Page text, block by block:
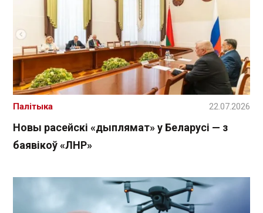
Новы расейскі «дыплямат» у Беларусі — з
баявікоў «ЛНР»
Палітыка 22.07.2026